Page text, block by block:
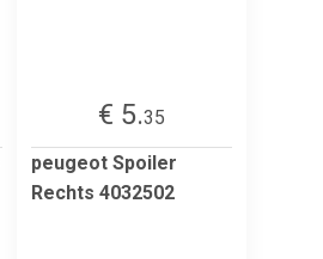
€ 5.35
peugeot Spoiler
Rechts 4032502